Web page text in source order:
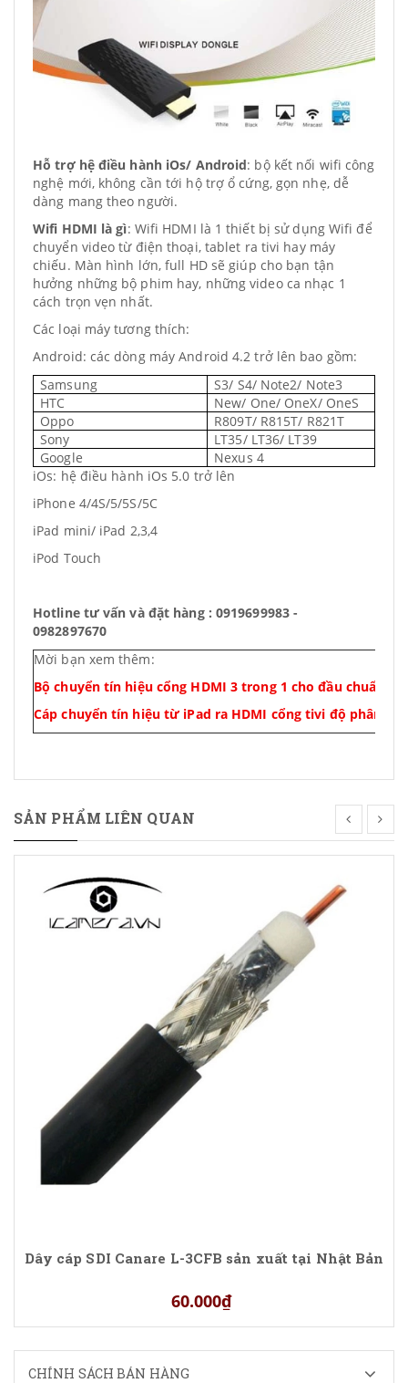
Hỗ trợ hệ điều hành iOs/ Android: bộ kết nối wifi công
nghệ mới, không cần tới hộ trợ ổ cứng, gọn nhẹ, dễ
dàng mang theo người.
Wifi HDMI là gì: Wifi HDMI là 1 thiết bị sử dụng Wifi để
chuyển video từ điện thoại, tablet ra tivi hay máy
chiếu. Màn hình lớn, full HD sẽ giúp cho bạn tận
hưởng những bộ phim hay, những video ca nhạc 1
cách trọn vẹn nhất.
Các loại máy tương thích:
Android: các dòng máy Android 4.2 trở lên bao gồm:
Samsung
S3/ S4/ Note2/ Note3
HTC
New/ One/ OneX/ OneS
Oppo
R809T/ R815T/ R821T
Sony
LT35/ LT36/ LT39
Google
Nexus 4
iOs: hệ điều hành iOs 5.0 trở lên
iPhone 4/4S/5/5S/5C
iPad mini/ iPad 2,3,4
iPod Touch
Hotline tư vấn và đặt hàng : 0919699983 -
0982897670
Mời bạn xem thêm:
Bộ chuyển tín hiệu cổng HDMI 3 trong 1 cho đầu chuẩn
Cáp chuyển tín hiệu từ iPad ra HDMI cổng tivi độ phân
SẢN PHẨM LIÊN QUAN
Dây cáp SDI Canare L-3CFB sản xuất tại Nhật Bản
60.000₫
CHÍNH SÁCH BÁN HÀNG